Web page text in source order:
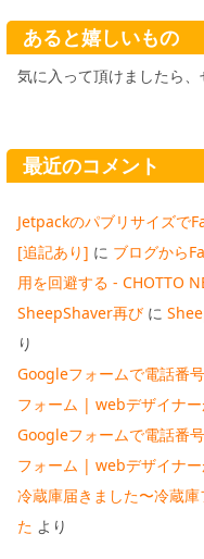
あると嬉しいもの
気に入って頂けましたら、
最近のコメント
Jetpackのパブリサイズで
[追記あり] に ブログから
用を回避する - CHOTTO
SheepShaver再び に
り
Googleフォームで電話番
フォーム | webデザイナ
Googleフォームで電話番
フォーム | webデザイナ
冷蔵庫届きました〜冷蔵
た より